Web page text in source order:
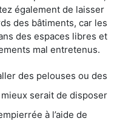
également de laisser
des bâtiments, car les
des espaces libres et
mal entretenus.
des pelouses ou des
serait de disposer
à l’aide de